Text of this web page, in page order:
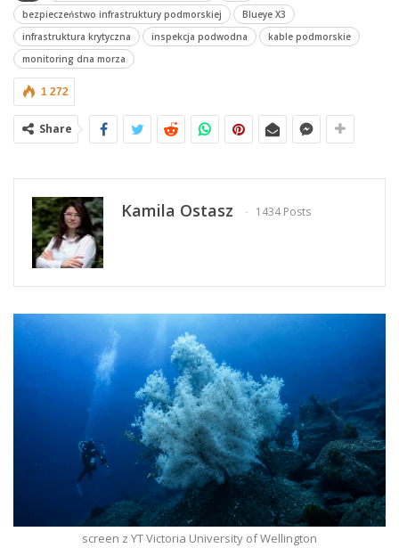
bezpieczeństwo infrastruktury podmorskiej
Blueye X3
infrastruktura krytyczna
inspekcja podwodna
kable podmorskie
monitoring dna morza
1 272
Share
Kamila Ostasz 1434 Posts
screen z YT Victoria University of Wellington